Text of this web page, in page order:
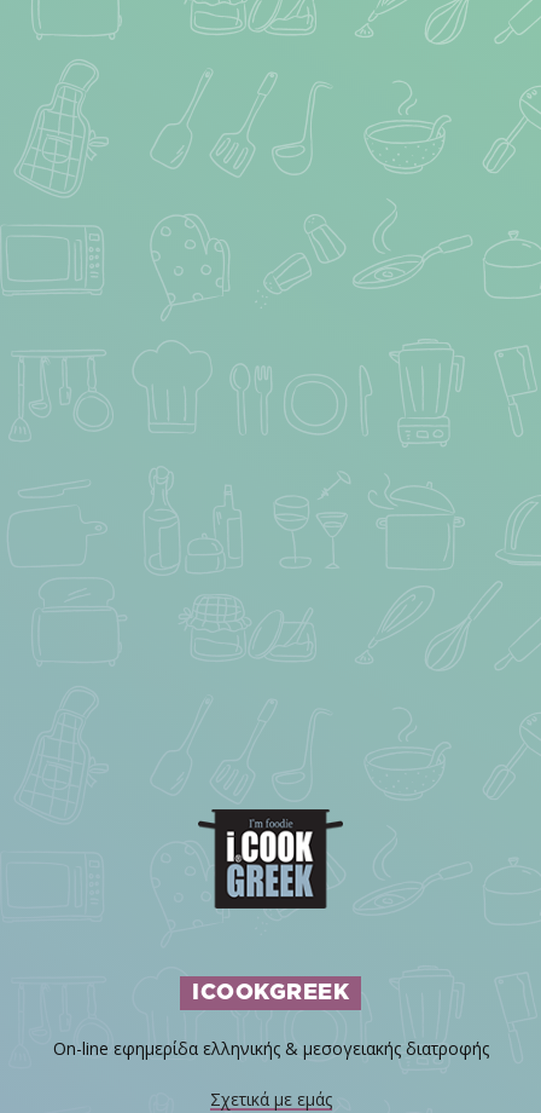
ICOOKGREEK
On-line εφημερίδα ελληνικής & μεσογειακής διατροφής
Σχετικά με εμάς